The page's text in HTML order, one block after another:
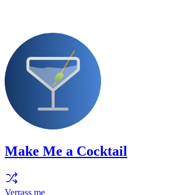
Make Me a Cocktail
Verrass me